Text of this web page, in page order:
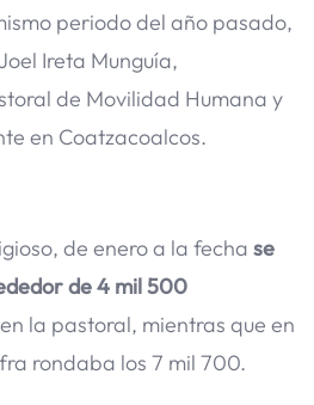
periodo del año pasado,
Ireta Munguía,
de Movilidad Humana y
en Coatzacoalcos.
de enero a la fecha se
de 4 mil 500
la pastoral, mientras que en
rondaba los 7 mil 700.